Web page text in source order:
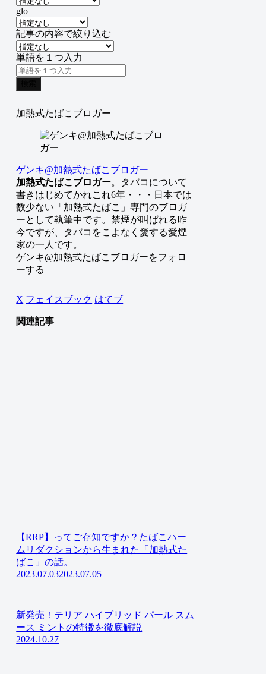
glo
記事の内容で絞り込む
単語を１つ入力
加熱式たばこブロガー
ゲンキ@加熱式たばこブロガー
加熱式たばこブロガー。タバコについて
書きはじめてかれこれ6年・・・日本では
数少ない「加熱式たばこ」専門のブロガ
ーとして執筆中です。禁煙が叫ばれる昨
今ですが、タバコをこよなく愛する愛煙
家の一人です。
ゲンキ@加熱式たばこブロガーをフォロ
ーする
X フェイスブック はてブ
関連記事
【RRP】ってご存知ですか？たばこハー
ムリダクションから生まれた「加熱式た
ばこ」の話。
2023.07.032023.07.05
新発売！テリア ハイブリッド パール スム
ース ミントの特徴を徹底解説
2024.10.27